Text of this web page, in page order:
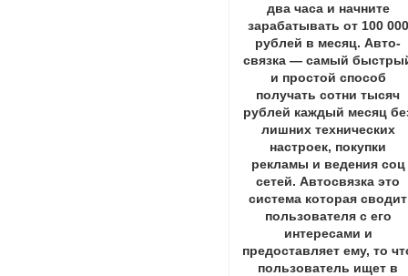
два часа и начните
зарабатывать от 100 000
рублей в месяц. Авто-
связка — самый
и простой способ
получать сотни тысяч
рублей каждый месяц
лишних технических
настроек, покупки
рекламы и ведения соц
сетей. Автосвязка это
система которая сводит
пользователя с его
интересами и
предоставляет ему, то
пользователь ищет в